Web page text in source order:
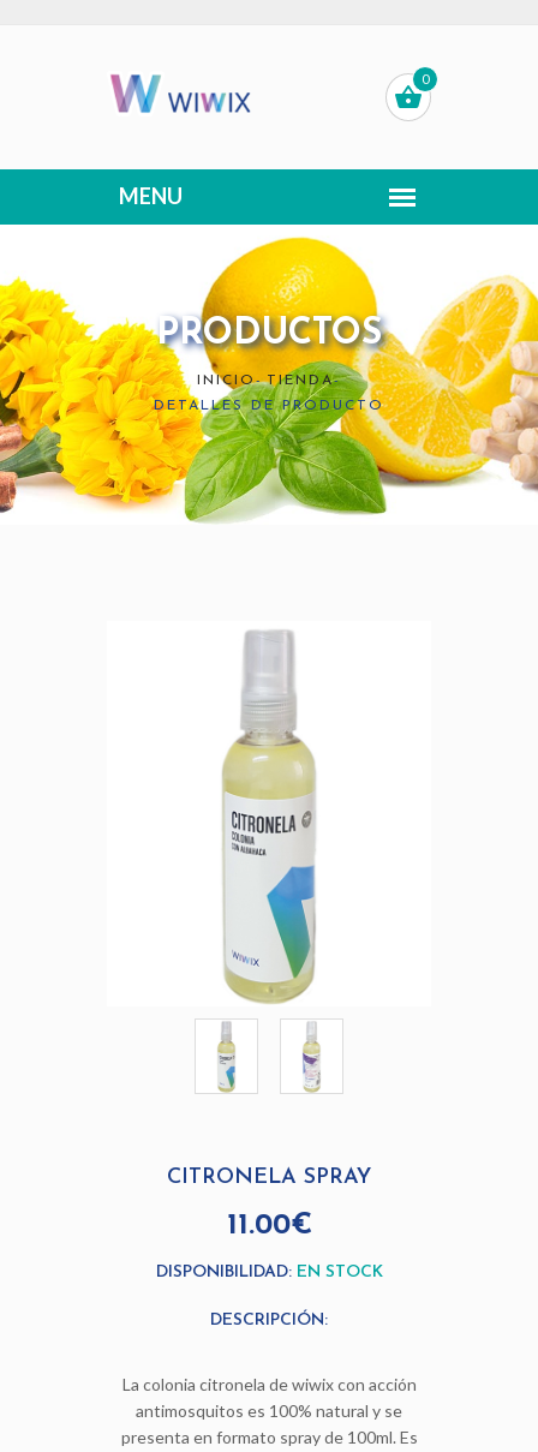
0
PRODUCTOS
INICIO- TIENDA-
DETALLES DE PRODUCTO
CITRONELA SPRAY
11.00€
DISPONIBILIDAD: EN STOCK
DESCRIPCIÓN:
La colonia citronela de wiwix con acción
antimosquitos es 100% natural y se
presenta en formato spray de 100ml. Es